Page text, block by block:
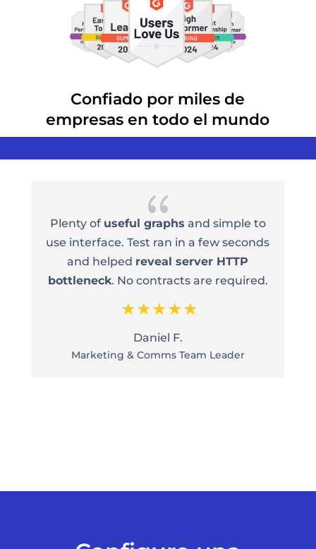
Confiado por miles de
empresas en todo el mundo
{
Plenty of useful graphs and simple to
use interface. Test ran in a few seconds
and helped reveal server HTTP
bottleneck. No contracts are required.
Daniel F.
Marketing & Comms Team Leader